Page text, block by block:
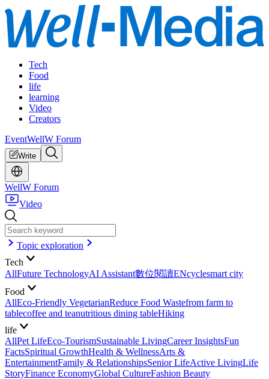
Tech
Food
life
learning
Video
Creators
EventWellW Forum
Write
WellW Forum
Video
Topic exploration
Tech
AllFuture TechnologyAI Assistant數位閱讀ENcyclesmart city
Food
AllEco-Friendly VegetarianReduce Food Wastefrom farm to
tablecoffee and teanutritious dining tableHiking
life
AllPet LifeEco-TourismSustainable LivingCareer InsightsFun
FactsSpiritual GrowthHealth & WellnessArts &
EntertainmentFamily & RelationshipsSenior LifeActive LivingLife
StoryFinance EconomyGlobal CultureFashion Beauty